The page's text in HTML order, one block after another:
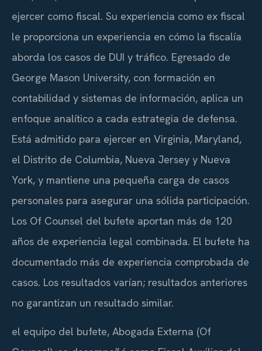
ejercer como fiscal. Su experiencia como ex fiscal
le proporciona un experiencia en cómo la fiscalía
aborda los casos de DUI y tráfico. Egresado de
George Mason University, con formación en
contabilidad y sistemas de información, aplica un
enfoque analítico a cada estrategia de defensa.
Está admitido para ejercer en Virginia, Maryland,
el Distrito de Columbia, Nueva Jersey y Nueva
York, y mantiene una pequeña carga de casos
personales para asegurar una sólida participación.
Los Of Counsel del bufete aportan más de 120
años de experiencia legal combinada. El bufete ha
documentado más de experiencia comprobada de
casos. Los resultados varían; resultados anteriores
no garantizan un resultado similar.
el equipo del bufete, Abogada Externa (Of